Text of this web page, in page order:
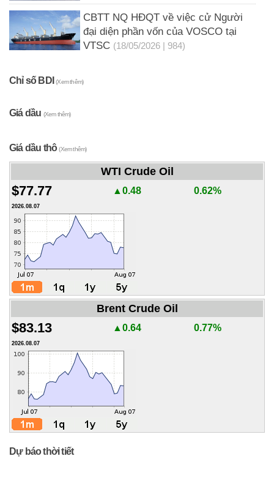
CBTT NQ HĐQT về việc cử Người
đại diện phần vốn của VOSCO tại
VTSC (18/05/2026 | 984)
Chỉ số BDI(Xem thêm)
Giá dầu (Xem thêm)
Giá dầu thô(Xem thêm)
WTI Crude Oil
$77.77 ▲0.48 0.62%
2026.08.07
Brent Crude Oil
$83.13 ▲0.64 0.77%
2026.08.07
Dự báo thời tiết